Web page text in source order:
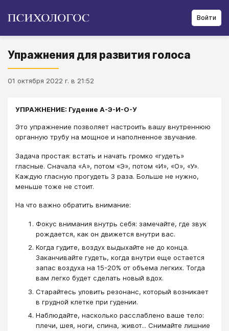
Войти
Упражнения для развития голоса
01 октября 2022 г. в 21:52
УПРАЖНЕНИЕ: Гудение А-Э-И-О-У
Это упражнение позволяет настроить вашу внутреннюю
органную трубу на мощное и наполненное звучание.
Задача простая: встать и начать громко «гудеть»
гласные. Сначала «А», потом «Э», потом «И», «О», «У».
Каждую гласную прогудеть 3 раза. Больше не нужно,
меньше тоже не стоит.
На что важно обратить внимание:
Фокус внимания внутрь себя: замечайте, где звук
рождается, как он движется внутри вас.
Когда гудите, воздух выдыхайте не до конца.
Заканчивайте гудеть, когда внутри еще остается
запас воздуха на 15-20% от объема легких. Тогда
вам легко будет сделать новый вдох.
Старайтесь уловить резонанс, который возникает
в грудной клетке при гудении.
Наблюдайте, насколько расслаблено ваше тело:
плечи, шея, ноги, спина, живот... Снимайте лишние